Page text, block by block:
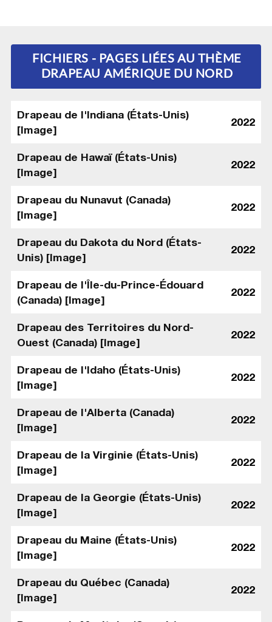
FICHIERS - PAGES LIÉES AU THÈME
DRAPEAU AMÉRIQUE DU NORD
Drapeau de l'Indiana (États-Unis)
[Image]
2022
Drapeau de Hawaï (États-Unis)
[Image]
2022
Drapeau du Nunavut (Canada)
[Image]
2022
Drapeau du Dakota du Nord (États-
Unis) [Image]
2022
Drapeau de l'Île-du-Prince-Édouard
(Canada) [Image]
2022
Drapeau des Territoires du Nord-
Ouest (Canada) [Image]
2022
Drapeau de l'Idaho (États-Unis)
[Image]
2022
Drapeau de l'Alberta (Canada)
[Image]
2022
Drapeau de la Virginie (États-Unis)
[Image]
2022
Drapeau de la Georgie (États-Unis)
[Image]
2022
Drapeau du Maine (États-Unis)
[Image]
2022
Drapeau du Québec (Canada)
[Image]
2022